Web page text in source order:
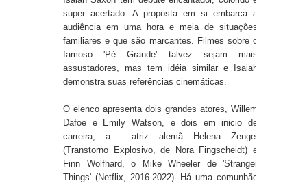
super acertado. A proposta em si embarca a
audiência em uma hora e meia de situações
familiares e que são marcantes. Filmes sobre o
famoso 'Pé Grande' talvez sejam mais
assustadores, mas tem idéia similar e Isaiah
demonstra suas referências cinemáticas.
O elenco apresenta dois grandes atores, Willem
Dafoe e Emily Watson, e dois em inicio de
carreira, a atriz alemã
Helena Zengel
(Transtorno Explosivo, de Nora Fingscheidt) e
Finn Wolfhard, o Mike Wheeler de 'Stranger
Things' (Netflix, 2016-2022). Há uma comunhão